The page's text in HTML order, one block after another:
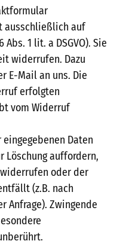
ausschließlich auf
1 lit. a DSGVO). Sie
widerrufen. Dazu
E-Mail an uns. Die
erfolgten
vom Widerruf
Daten
Löschung auffordern,
oder der
(z.B. nach
Anfrage). Zwingende